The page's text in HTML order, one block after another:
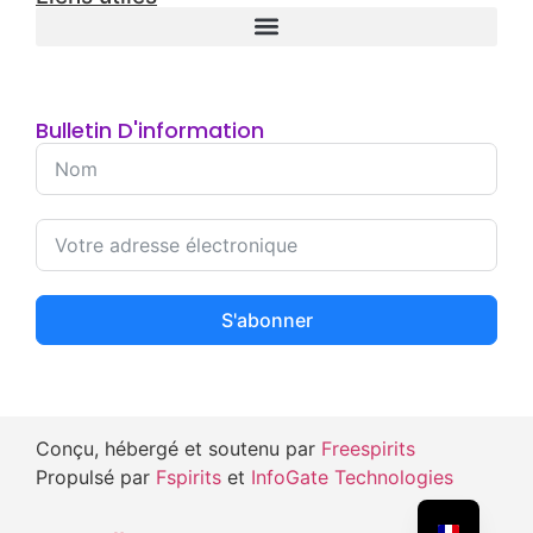
Bulletin D'information
S'abonner
Conçu, hébergé et soutenu par Freespirits
Propulsé par Fspirits et InfoGate Technologies